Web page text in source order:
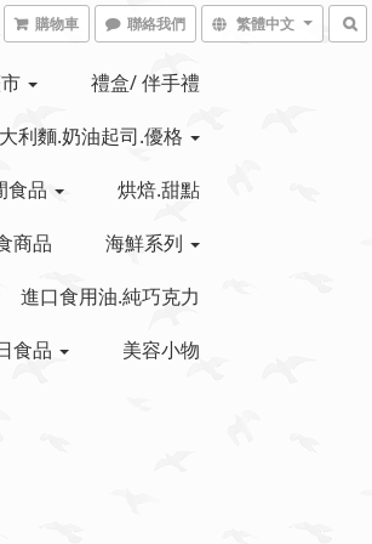
購物車 聯絡我們 繁體中文
禮盒/ 伴手禮
利麵.奶油起司.優格
食品
烘焙.甜點
商品
海鮮系列
進口食用油.純巧克力
食品
美容小物